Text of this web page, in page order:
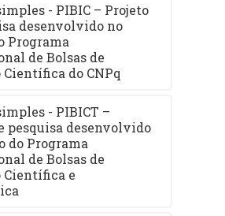
- PIBIC – Projeto
desenvolvido no
Programa
de Bolsas de
do CNPq
- PIBICT –
pesquisa desenvolvido
do Programa
de Bolsas de
e